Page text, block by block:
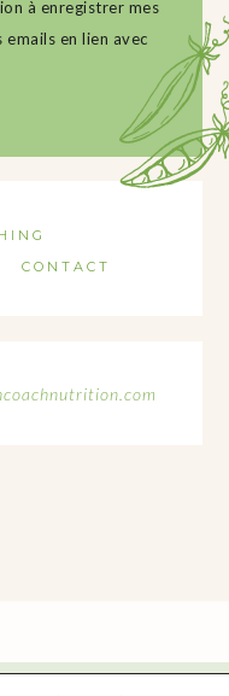
à enregistrer mes
en lien avec
CONTACT